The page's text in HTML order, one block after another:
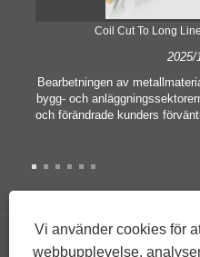
Coil Cut To Long
2025/
Bearbetningen av
bygg- och
och förändrade kunders
tillräckliga för att tillfredsställa
Därför har spolen skuren
Upphovsrätt ©GUANGZHOU
Vi använder cookies för
webbupplevelse,